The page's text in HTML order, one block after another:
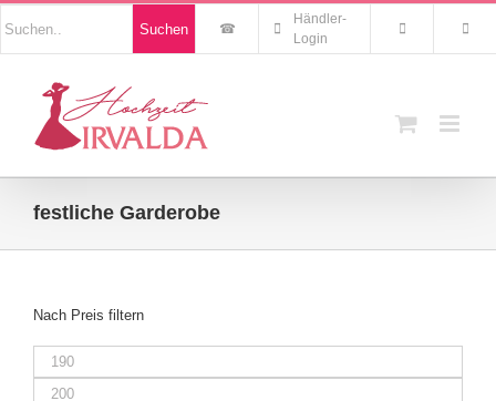
Zum
Inhalt
springen
Produkten
suchen
Suchen
Händler-
Login
festliche Garderobe
Nach Preis filtern
Min.
Preis
Max.